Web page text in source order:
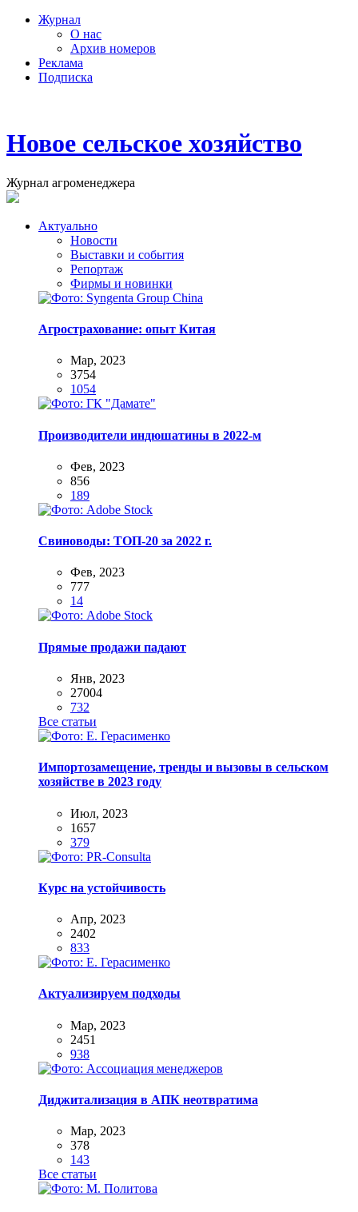
Журнал
О нас
Архив номеров
Реклама
Подписка
Новое сельское хозяйство
Журнал агроменеджера
Актуально
Новости
Выставки и события
Репортаж
Фирмы и новинки
Агрострахование: опыт Китая
Мар, 2023
3754
1054
Производители индюшатины в 2022-м
Фев, 2023
856
189
Свиноводы: ТОП-20 за 2022 г.
Фев, 2023
777
14
Прямые продажи падают
Янв, 2023
27004
732
Все статьи
Импортозамещение, тренды и вызовы в сельском
хозяйстве в 2023 году
Июл, 2023
1657
379
Курс на устойчивость
Апр, 2023
2402
833
Актуализируем подходы
Мар, 2023
2451
938
Диджитализация в АПК неотвратима
Мар, 2023
378
143
Все статьи